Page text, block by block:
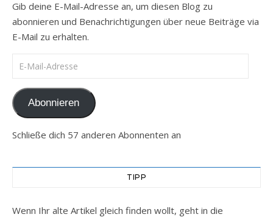
Gib deine E-Mail-Adresse an, um diesen Blog zu
abonnieren und Benachrichtigungen über neue Beiträge via
E-Mail zu erhalten.
E-Mail-Adresse
Abonnieren
Schließe dich 57 anderen Abonnenten an
TIPP
Wenn Ihr alte Artikel gleich finden wollt, geht in die